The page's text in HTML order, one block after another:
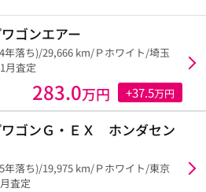
ゴンエアー
年落ち)/29,666 km/Ｐホワイト/埼玉
月査定
283.0万円 +37.5万円
ワゴンＧ・ＥＸ ホンダセン
年落ち)/19,975 km/Ｐホワイト/東京
査定